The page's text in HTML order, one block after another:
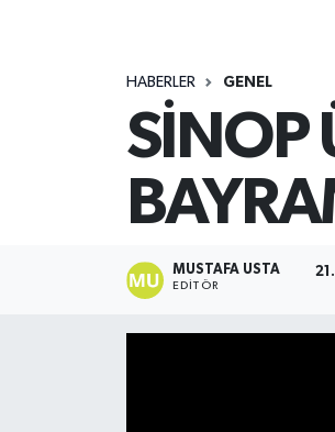
HABERLER GENEL
SİNOP
MUSTAFA USTA
EDITÖR